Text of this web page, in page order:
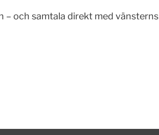
– och samtala direkt med vänsterns